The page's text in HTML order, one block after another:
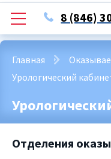
8 (846)
Главная
Урологический
Отделения